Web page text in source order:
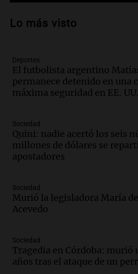
hablaron de su obra en
Audio.
recuerdo del paso de
traspasaba con la
Amamos los Domingos
Audio.
un imperdible cordobés
amantes de la
Amamos los Domingos
la historia del club de
revolucionado por
Amamos los Domingos
Audio.
argentino regresa al
con Brasil
Lo más visto
Deportes
El futbolista argentino
permanece detenido en una
máxima seguridad en EE. UU.
Sociedad
Quini: nadie acertó los seis
millones de dólares se
apostadores
Sociedad
Murió la legisladora María
Acevedo
Sociedad
Tragedia en Córdoba: murió
años tras el ataque de un